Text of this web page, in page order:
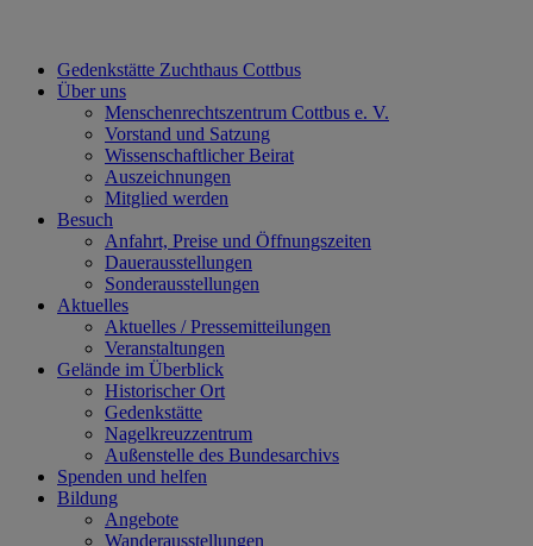
Gedenkstätte Zuchthaus Cottbus
Über uns
Menschenrechtszentrum Cottbus e. V.
Vorstand und Satzung
Wissenschaftlicher Beirat
Auszeichnungen
Mitglied werden
Besuch
Anfahrt, Preise und Öffnungszeiten
Dauerausstellungen
Sonderausstellungen
Aktuelles
Aktuelles / Pressemitteilungen
Veranstaltungen
Gelände im Überblick
Historischer Ort
Gedenkstätte
Nagelkreuzzentrum
Außenstelle des Bundesarchivs
Spenden und helfen
Bildung
Angebote
Wanderausstellungen